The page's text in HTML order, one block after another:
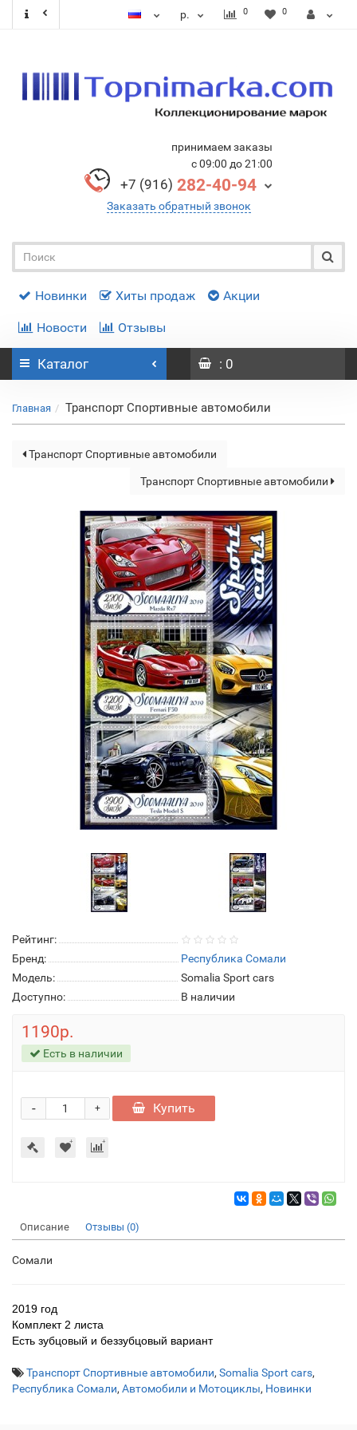
р. 0 0
принимаем заказы
с 09:00 до 21:00
+7 (916) 282-40-94
Заказать обратный звонок
Новинки Хиты продаж Акции
Новости Отзывы
Каталог : 0
Главная Транспорт Спортивные автомобили
Транспорт Спортивные автомобили
Транспорт Спортивные автомобили
Рейтинг:
Бренд:
Республика Сомали
Модель:
Somalia Sport cars
Доступно:
В наличии
1190р.
Есть в наличии
+
- Купить
Описание Отзывы (0)
Сомали
2019 год
Комплект 2 листа
Есть зубцовый и беззубцовый вариант
Транспорт Спортивные автомобили, Somalia Sport cars,
Республика Сомали, Автомобили и Мотоциклы, Новинки